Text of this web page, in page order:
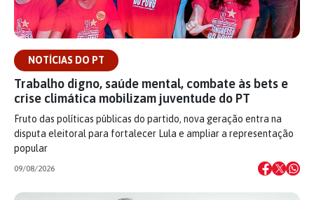
NOTÍCIAS DO PT
Trabalho digno, saúde mental, combate às bets e
crise climática mobilizam juventude do PT
Fruto das políticas públicas do partido, nova geração entra na
disputa eleitoral para fortalecer Lula e ampliar a representação
popular
09/08/2026